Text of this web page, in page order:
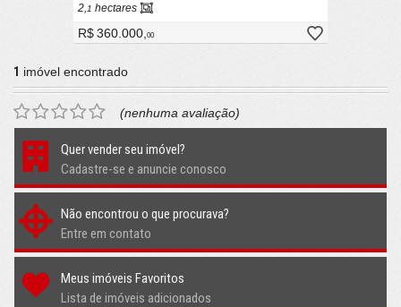
2, 1 hectares
R$ 360.000, 00
1 imóvel encontrado
(nenhuma avaliação)
Quer vender seu imóvel?
Cadastre-se e anuncie conosco
Não encontrou o que procurava?
Entre em contato
Meus imóveis Favoritos
Lista de imóveis adicionados